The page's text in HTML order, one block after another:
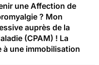
une Affection de
? Mon
auprès de la
(CPAM) ! La
une immobilisation